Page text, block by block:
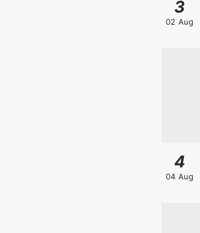
3
02 Aug
4
04 Aug